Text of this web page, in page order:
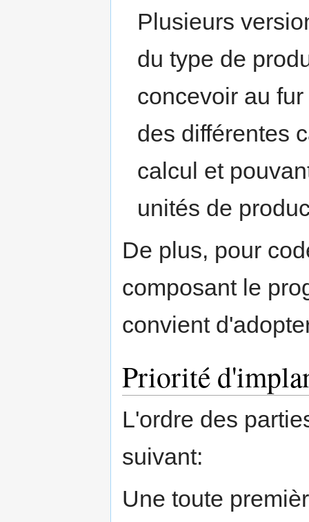
Plusieurs
du type de
concevoir au
des différentes
calcul et
unités de
De plus, pour
composant le
convient
Priorité
L'ordre des
suivant:
Une toute